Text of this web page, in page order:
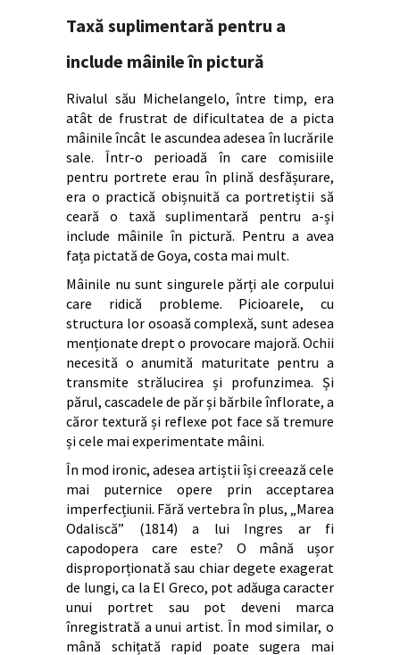
Taxă suplimentară pentru a
include mâinile în pictură
Rivalul său Michelangelo, între timp, era
atât de frustrat de dificultatea de a picta
mâinile încât le ascundea adesea în lucrările
sale. Într-o perioadă în care comisiile
pentru portrete erau în plină desfășurare,
era o practică obișnuită ca portretiștii să
ceară o taxă suplimentară pentru a-și
include mâinile în pictură. Pentru a avea
fața pictată de Goya, costa mai mult.
Mâinile nu sunt singurele părți ale corpului
care ridică probleme. Picioarele, cu
structura lor osoasă complexă, sunt adesea
menționate drept o provocare majoră. Ochii
necesită o anumită maturitate pentru a
transmite strălucirea și profunzimea. Și
părul, cascadele de păr și bărbile înflorate, a
căror textură și reflexe pot face să tremure
și cele mai experimentate mâini.
În mod ironic, adesea artiștii își creează cele
mai puternice opere prin acceptarea
imperfecțiunii. Fără vertebra în plus, „Marea
Odaliscă” (1814) a lui Ingres ar fi
capodopera care este? O mână ușor
disproporționată sau chiar degete exagerat
de lungi, ca la El Greco, pot adăuga caracter
unui portret sau pot deveni marca
înregistrată a unui artist. În mod similar, o
mână schițată rapid poate sugera mai